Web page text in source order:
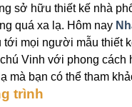
sở hữu thiết kế nhà
quá xa lạ. Hôm nay
tới mọi người mẫu thiết
Vinh với phong cách
mà bạn có thể tham
trình